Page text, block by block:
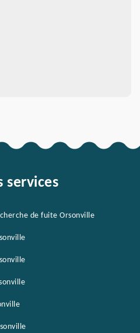
services
de fuite Orsonville